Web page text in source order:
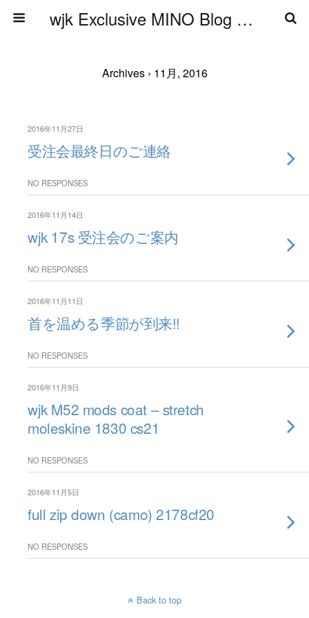
wjk Exclusive MINO Blog ブログ
Archives › 11月, 2016
2016年11月27日
受注会最終日のご連絡
NO RESPONSES
2016年11月14日
wjk 17s 受注会のご案内
NO RESPONSES
2016年11月11日
首を温める季節が到来!!
NO RESPONSES
2016年11月9日
wjk M52 mods coat – stretch
moleskine 1830 cs21
NO RESPONSES
2016年11月5日
full zip down (camo) 2178cf20
NO RESPONSES
Back to top